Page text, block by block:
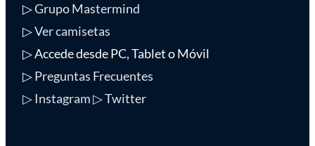
▷Grupo Mastermind
▷Ver camisetas
▷ Accede desde PC, Tablet o Móvil
▷Preguntas Frecuentes
▷ Instagram▷ Twitter